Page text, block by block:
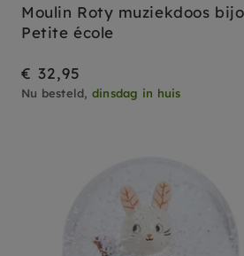
Moulin Roty muziekdoos
Petite école
€ 32,95
Nu besteld, dinsdag in huis